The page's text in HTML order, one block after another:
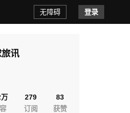
登录
无障碍
讯
279
订阅
83
获赞